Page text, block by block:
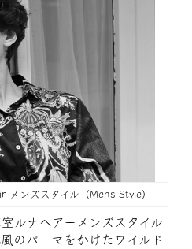
メンズスタイル（Mens Style）
ルナヘアーメンズスタイル
のパーマをかけたワイルド